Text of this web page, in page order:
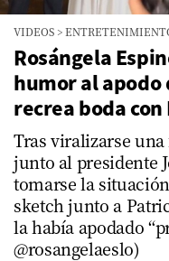
VIDEOS >
Rosángela
humor al apodo
recrea boda
Tras viralizarse
junto al presidente
tomarse la
sketch junto a
la había apodado
@rosangelaeslo)